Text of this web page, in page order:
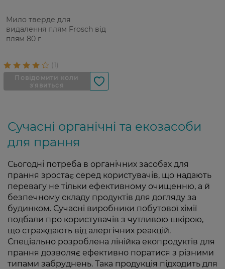
Мило тверде для
видалення плям Frosch від
плям 80 г
Сучасні органічні та екозасоби
для прання
Сьогодні потреба в органічних засобах для
прання зростає серед користувачів, що надають
перевагу не тільки ефективному очищенню, а й
безпечному складу продуктів для догляду за
будинком. Сучасні виробники побутової хімії
подбали про користувачів з чутливою шкірою,
що страждають від алергічних реакцій.
Спеціально розроблена лінійка екопродуктів для
прання дозволяє ефективно поратися з різними
типами забруднень. Така продукція підходить для